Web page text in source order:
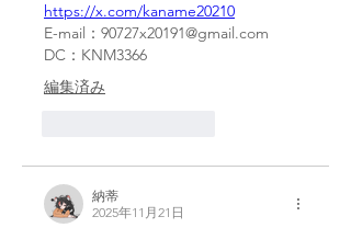
https://x.com/kaname20210
E-mail：90727x20191@gmail.com
DC：KNM3366
編集済み
納蒂
2025年11月21日